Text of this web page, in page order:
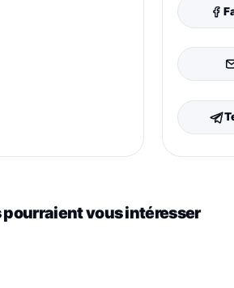
pourraient vous intéresser